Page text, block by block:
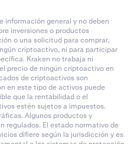
información general y no deben
inversiones o productos
o una solicitud para comprar,
criptoactivo, ni para participar
Kraken no trabaja ni
precio de ningún criptoactivo en
de criptoactivos son
en este tipo de activos puede
que la rentabilidad o el
estén sujetos a impuestos.
Algunos productos y
regulados. El estado normativo de
difiere según la jurisdicción y es